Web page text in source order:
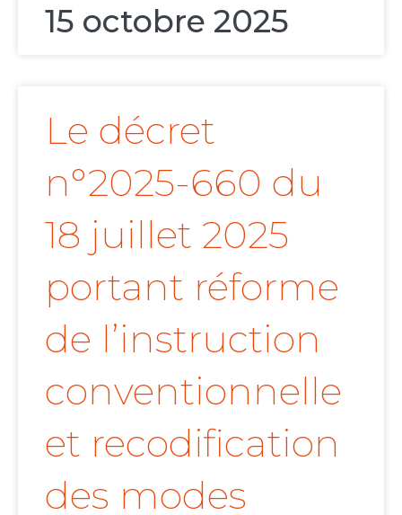
15 octobre 2025
Le décret
n°2025-660 du
18 juillet 2025
portant réforme
de l’instruction
conventionnelle
et recodification
des modes